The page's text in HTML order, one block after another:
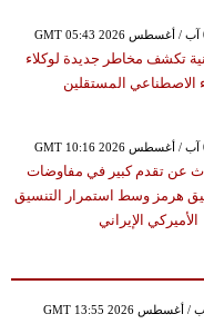
تكشف مخاطر جديدة لوكلاء
الاصطناعي المستقلين
عن تقدم كبير في مفاوضات
هرمز وسط استمرار التنسيق
الأميركي الإيراني